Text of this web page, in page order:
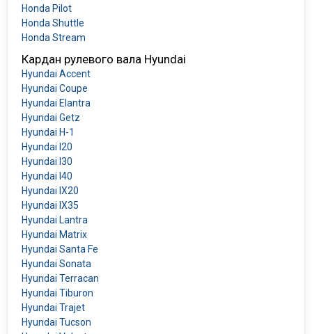
Honda Pilot
Honda Shuttle
Honda Stream
Кардан рулевого вала Hyundai
Hyundai Accent
Hyundai Coupe
Hyundai Elantra
Hyundai Getz
Hyundai H-1
Hyundai I20
Hyundai I30
Hyundai I40
Hyundai IX20
Hyundai IX35
Hyundai Lantra
Hyundai Matrix
Hyundai Santa Fe
Hyundai Sonata
Hyundai Terracan
Hyundai Tiburon
Hyundai Trajet
Hyundai Tucson